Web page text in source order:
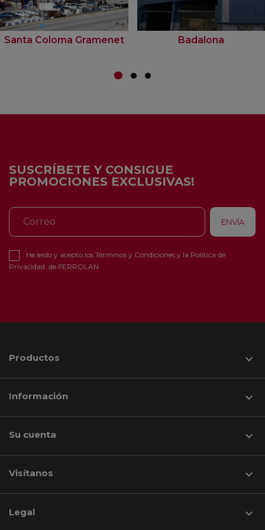
Santa Coloma Gramenet Badalona
SUSCRÍBETE Y CONSIGUE
PROMOCIONES EXCLUSIVAS!
He leído y acepto los Términos y Condiciones y la Política de
Privacidad de FERROLAN
Productos 
Información 
Su cuenta 
Visítanos keyboard_arrow_down
Legal 